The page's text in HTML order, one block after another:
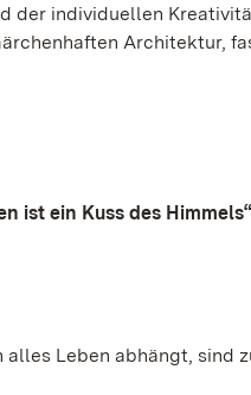
der individuellen
Architektur,
ist ein Kuss des
alles Leben abhängt, sind